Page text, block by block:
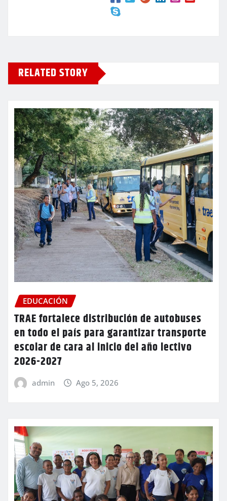
RELATED STORY
EDUCACIÓN
TRAE fortalece distribución de autobuses
en todo el país para garantizar transporte
escolar de cara al inicio del año lectivo
2026-2027
admin Ago 5, 2026